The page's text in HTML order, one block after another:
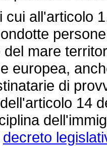
all'articolo
mare
europea,
di
14
decreto